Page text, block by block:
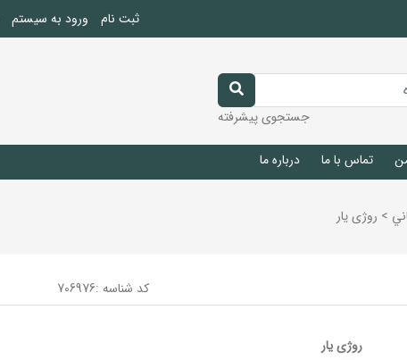
ثبت نام ورود به سیستم
جستجوی پیشرفته
تماس با ما درباره ما
> روژی یار
کد شناسه :706976
روژی یار